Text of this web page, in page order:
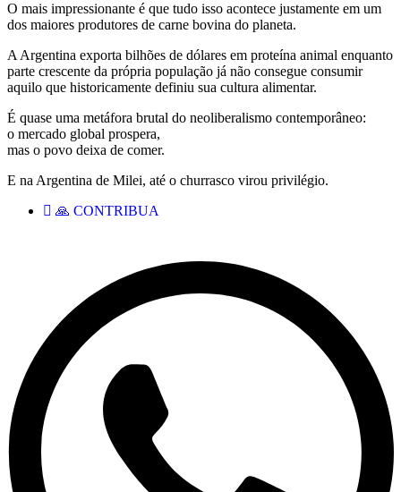
O mais impressionante é que tudo isso acontece justamente em um
dos maiores produtores de carne bovina do planeta.
A Argentina exporta bilhões de dólares em proteína animal enquanto
parte crescente da própria população já não consegue consumir
aquilo que historicamente definiu sua cultura alimentar.
É quase uma metáfora brutal do neoliberalismo contemporâneo:
o mercado global prospera,
mas o povo deixa de comer.
E na Argentina de Milei, até o churrasco virou privilégio.
🙏 CONTRIBUA